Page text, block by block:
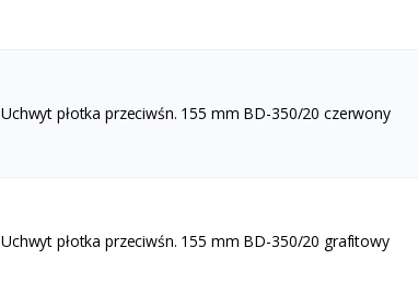
Uchwyt płotka przeciwśn. 155 mm BD-350/20 czerwony
Uchwyt płotka przeciwśn. 155 mm BD-350/20 grafitowy